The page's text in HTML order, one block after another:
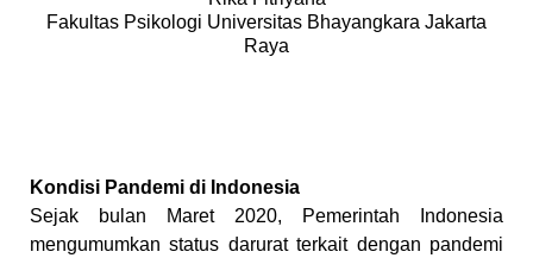
Fakultas Psikologi Universitas Bhayangkara Jakarta
Raya
Kondisi Pandemi di Indonesia
Sejak bulan Maret 2020, Pemerintah Indonesia
mengumumkan status darurat terkait dengan pandemi